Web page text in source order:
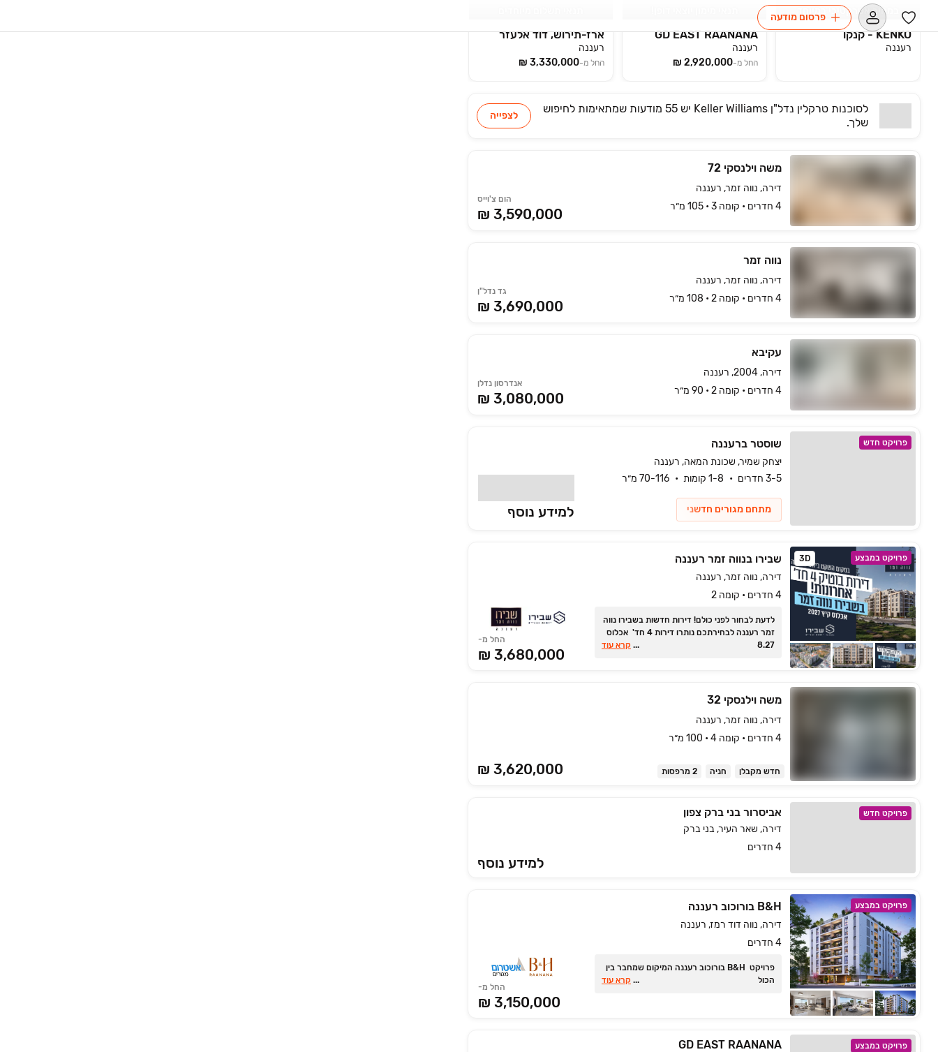
פרסום מודעה
במחיר אטרקטיבי במיוחד
KENKO - קנקו
רעננה
GD EAST RAANANA
רעננה
החל מ-
ארז-תירוש, דוד אלעזר
רעננה
החל מ-
לסוכנות טרקלין נדל"ן Keller Williams יש 55 מודעות שמתאימות
לחיפוש
שלך.
לצפייה
הום צ'וייס
₪ 3,590,000
משה וילנסקי 72
דירה, נווה זמר, רעננה
4 חדרים • קומה ‎3‏ • 105 מ״ר
גד נדל"ן
₪ 3,690,000
נווה זמר
דירה, נווה זמר, רעננה
4 חדרים • קומה ‎2‏ • 108 מ״ר
אנדרסון נדלן
₪ 3,080,000
עקיבא
דירה, 2004, רעננה
4 חדרים • קומה ‎2‏ • 90 מ״ר
פרויקט חדש שוסטר ברעננה
יצחק שמיר, שכונת המאה, רעננה
3-5 חדרים
1-8 קומות 70-116 מ״ר
למידע נוסף מתחם מגורים חדשני
פרויקט במבצע 3D שבירו בנווה זמר רעננה
דירה, נווה זמר, רעננה
4 חדרים • קומה 2
לדעת לבחור לפני כולם! דירות חדשות בשבירו נווה
זמר רעננה לבחירתכם נותרו דירות ‏4 חד' אכלוס
8.27
... קרא עוד
החל מ-
3,680,000 ₪
₪ 3,620,000
משה וילנסקי 32
דירה, נווה זמר, רעננה
4 חדרים • קומה ‎4‏ • 100 מ״ר
חדש מקבלן חניה 2 מרפסות
פרויקט חדש אביסרור בני ברק צפון
דירה, שאר העיר, בני ברק
4 חדרים
למידע נוסף
פרויקט במבצע B&H בורוכוב רעננה
דירה, נווה דוד רמז, רעננה
4 חדרים
פרויקט B&H בורוכוב רעננה המיקום שמחבר בין
הכול
... קרא עוד
החל מ-
3,150,000 ₪
פרויקט במבצע GD EAST RAANANA